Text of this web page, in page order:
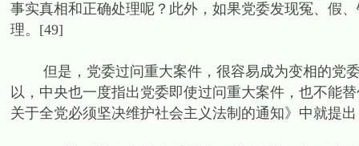
事实真相和正确处理呢？此外，如果党委发现冤、假
理。[49]
但是，党委过问重大案件，很容易成为变相的党委
以，中央也一度指出党委即使过问重大案件，也不能
关于全党必须坚决维护社会主义法制的通知》中就提